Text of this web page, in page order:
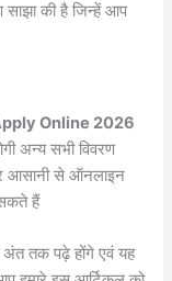
की है जिन्हें आप
Online 2026
अन्य सभी विवरण
आसानी से ऑनलाइन
हैं
अंत तक पढ़े होंगे एवं यह